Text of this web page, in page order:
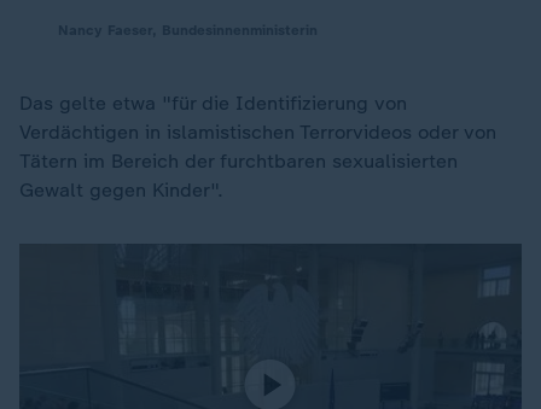
Das gelte etwa "für die Identifizierung von
Verdächtigen in islamistischen Terrorvideos oder von
Tätern im Bereich der furchtbaren sexualisierten
Gewalt gegen Kinder".